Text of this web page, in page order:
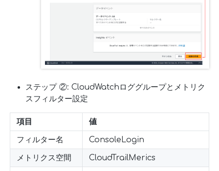
ステップ ②: CloudWatchロググループとメトリク
スフィルター設定
項目 値
フィルター名 ConsoleLogin
メトリクス空間 CloudTrailMerics